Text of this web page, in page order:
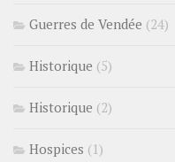
Guerres de Vendée (24)
Historique (5)
Historique (2)
Hospices (1)